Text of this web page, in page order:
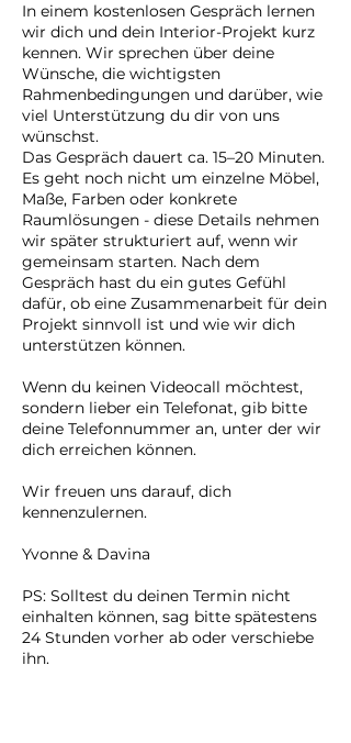
In einem kostenlosen Gespräch lernen
wir dich und dein Interior-Projekt kurz
kennen. Wir sprechen über deine
Wünsche, die wichtigsten
Rahmenbedingungen und darüber, wie
viel Unterstützung du dir von uns
wünschst.
Das Gespräch dauert ca. 15–20 Minuten.
Es geht noch nicht um einzelne Möbel,
Maße, Farben oder konkrete
Raumlösungen - diese Details nehmen
wir später strukturiert auf, wenn wir
gemeinsam starten. Nach dem
Gespräch hast du ein gutes Gefühl
dafür, ob eine Zusammenarbeit für dein
Projekt sinnvoll ist und wie wir dich
unterstützen können.
Wenn du keinen Videocall möchtest,
sondern lieber ein Telefonat, gib bitte
deine Telefonnummer an, unter der wir
dich erreichen können.
Wir freuen uns darauf, dich
kennenzulernen.
Yvonne & Davina
PS: Solltest du deinen Termin nicht
einhalten können, sag bitte spätestens
24 Stunden vorher ab oder verschiebe
ihn.